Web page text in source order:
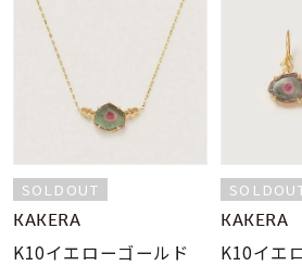
SOLDOUT
KAKERA
K10イエローゴールド
KAKERA
K10イエ